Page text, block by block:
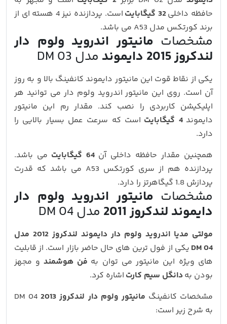
حافظه داخلی32 گیگابایت
است. پردازنده نیز 4 هسته ای از
برند کورتکس مدل A53 می باشد.
مشخصات مانیتور اندروید ولوم دار
لندکروز 2015 دایموند مدل DM 03
یکی از نقاط قوت این مانیتور دایموند کانفینگ بالا و به روز
آن است. روی این مانیتور اندروید ولوم دار می توانید هر
اپلیکیشن کاربردی را نصب کند. مقدار رم این مانیتور
دایموند4 گیگابایت
است که سرعت عمل بسیار بالایی را
دارد.
همچنین مقدار حافظه داخلی آن 64 گیگابایت
می باشد.
پردازنده هم از سری کورتکس A53 می باشد که قدرت
پردازش 1.8 گیگاهرتز را دارد.
مشخصات مانیتور اندروید ولوم دار
دایموند لندکروز 2011 مدل DM 04
مولتی مدیا اندروید ولوم دار دایموند لندکروز 2012 مدل
DM 04 یکی از فول ترین های حال حاضر بازار است. از قابلیت
های ویژه این مانیتور می توان به فن هوشمند و مجهز
بودن به دانگل سیم کارت اشاره کرد.
مشخصات کانفینگ مانیتور ولوم دار لندکروز 2013
DM 04
به شرح زیر است: